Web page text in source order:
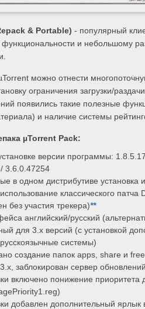
& Portable) - популярный
функциональности и небольшому
можно отнести
ограничения загрузки/
появились такие полезные
и наличие системы
µTorrent Pack:
версии программы:
3.6.0.47254
в одном дистрибутиве установка
классического
без участия трекера)**
английский/русский
для 3.x версий (с установкой
системы)
создание папок apps, share и
заблокирован сервер
включено понижение приоритета
добавлен дополнительный ярлык